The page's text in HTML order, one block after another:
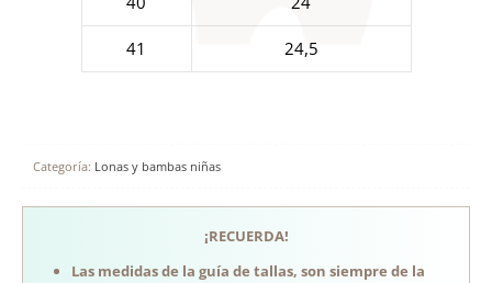
41 24,5
Categoría: Lonas y bambas niñas
¡RECUERDA!
Las medidas de la guía de tallas, son siempre de la